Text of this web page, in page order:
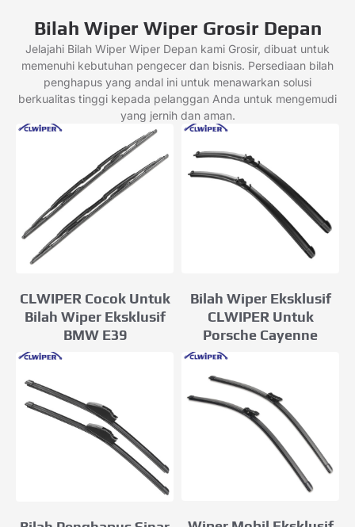
Bilah Wiper Wiper Grosir Depan
Jelajahi Bilah Wiper Wiper Depan kami Grosir, dibuat untuk
memenuhi kebutuhan pengecer dan bisnis. Persediaan bilah
penghapus yang andal ini untuk menawarkan solusi
berkualitas tinggi kepada pelanggan Anda untuk mengemudi
yang jernih dan aman.
CLWIPER Cocok Untuk
Bilah Wiper Eksklusif
BMW E39
Bilah Wiper Eksklusif
CLWIPER Untuk
Porsche Cayenne